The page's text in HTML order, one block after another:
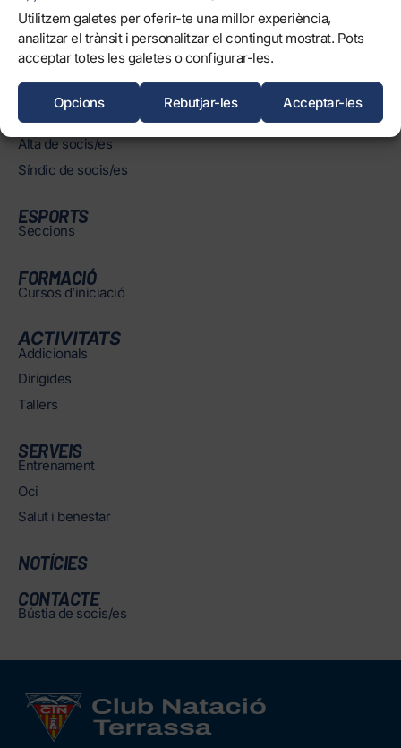
Utilitzem galetes per oferir-te una millor experiència,
analitzar el trànsit i personalitzar el contingut mostrat. Pots
acceptar totes les galetes o configurar-les.
Acceptar-les
Rebutjar-les
Opcions
Piscines
Normatives
SOCIS/ES
Àrea de socis/es
Alta de socis/es
Síndic de socis/es
ESPORTS
Seccions
FORMACIÓ
Cursos d’iniciació
ACTIVITATS
Addicionals
Dirigides
Tallers
SERVEIS
Entrenament
Oci
Salut i benestar
NOTÍCIES
CONTACTE
Bústia de socis/es